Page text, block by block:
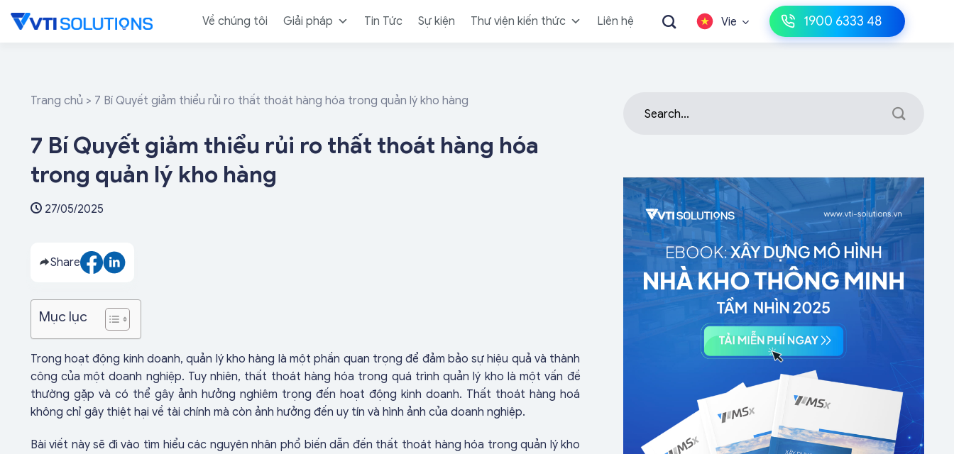
Về chúng tôi Giải pháp Tin Tức Sự kiện Thư viện kiến thức Liên hệ Vie 1900 6333 48
Trang chủ > 7 Bí Quyết giảm thiểu rủi ro thất thoát hàng hóa trong quản lý kho hàng
7 Bí Quyết giảm thiểu rủi ro thất thoát hàng hóa
trong quản lý kho hàng
27/05/2025
Share
Mục lục
Trong hoạt động kinh doanh, quản lý kho hàng là một phần quan trọng để đảm bảo sự hiệu quả và thành
công của một doanh nghiệp. Tuy nhiên, thất thoát hàng hóa trong quá trình quản lý kho là một vấn đề
thường gặp và có thể gây ảnh hưởng nghiêm trọng đến hoạt động kinh doanh. Thất thoát hàng hoá
không chỉ gây thiệt hại về tài chính mà còn ảnh hưởng đến uy tín và hình ảnh của doanh nghiệp.
Bài viết này sẽ đi vào tìm hiểu các nguyên nhân phổ biến dẫn đến thất thoát hàng hóa trong quản lý kho